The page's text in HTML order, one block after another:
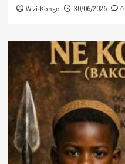
Wizi-Kongo 30/06/2026 0